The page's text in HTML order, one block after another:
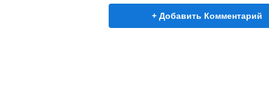
+ Добавить Комментарий